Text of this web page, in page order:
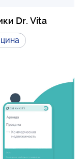
Dr. Vita